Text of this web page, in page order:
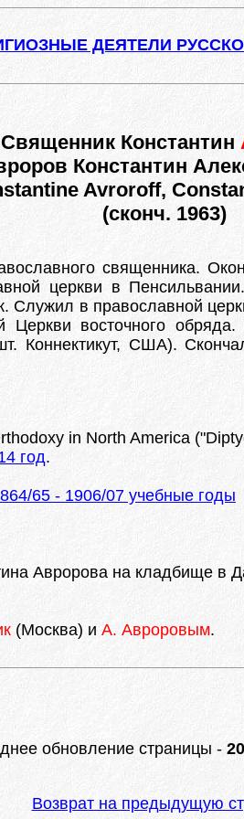
ДЕЯТЕЛИ
Священник Константин
Константин
Avroroff,
(сконч. 1963)
священника.
церкви в
в православной
Церкви восточного
Коннектикут, США).
in North America
год.
65 - 1906/07 учебные годы
Авророва на кладбище в
(Москва) и А. Авроровым.
обновление страницы -
Возврат на предыдущую